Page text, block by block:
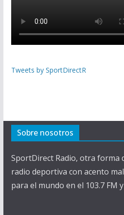
Tweets by SportDirectR
Sobre nosotros
SportDirect Radio, otra forma
radio deportiva con acento
para el mundo en el 103.7 FM